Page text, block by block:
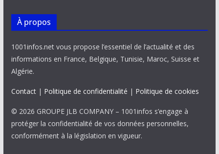
À propos
1001infos.net vous propose l’essentiel de l’actualité et des
informations en France, Belgique, Tunisie, Maroc, Suisse et
Algérie.
Contact| Politique de confidentialité | Politique de cookies
© 2026 GROUPE JLB COMPANY – 1001infos s’engage à
protéger la confidentialité de vos données personnelles,
conformément à la législation en vigueur.